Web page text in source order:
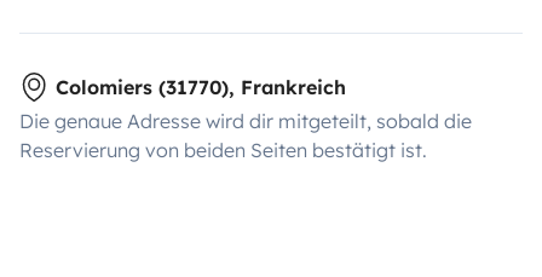
Colomiers (31770), Frankreich
Die genaue Adresse wird dir mitgeteilt, sobald die
Reservierung von beiden Seiten bestätigt ist.